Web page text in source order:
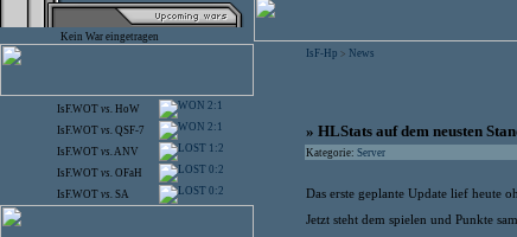
Kein War eingetragen
IsF.WOT vs. HoW 2:1
IsF.WOT vs. QSF-7 2:1
IsF.WOT vs.ANV 1:2
IsF.WOT vs. OFaH 0:2
IsF.WOT vs. SA 0:2
IsF-Hp > News
» HLStats auf dem neusten
Kategorie: Server
Das erste geplante Update lief heute
Jetzt steht dem spielen und Punkte